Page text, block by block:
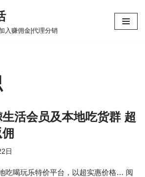
入赚佣金|代理分销
活会员及本地吃货群 超
日
吃喝玩乐特价平台，以超实惠价格… 阅